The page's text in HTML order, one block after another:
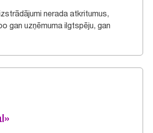
nerada atkritumus,
gan uzņēmuma ilgtspēju, gan